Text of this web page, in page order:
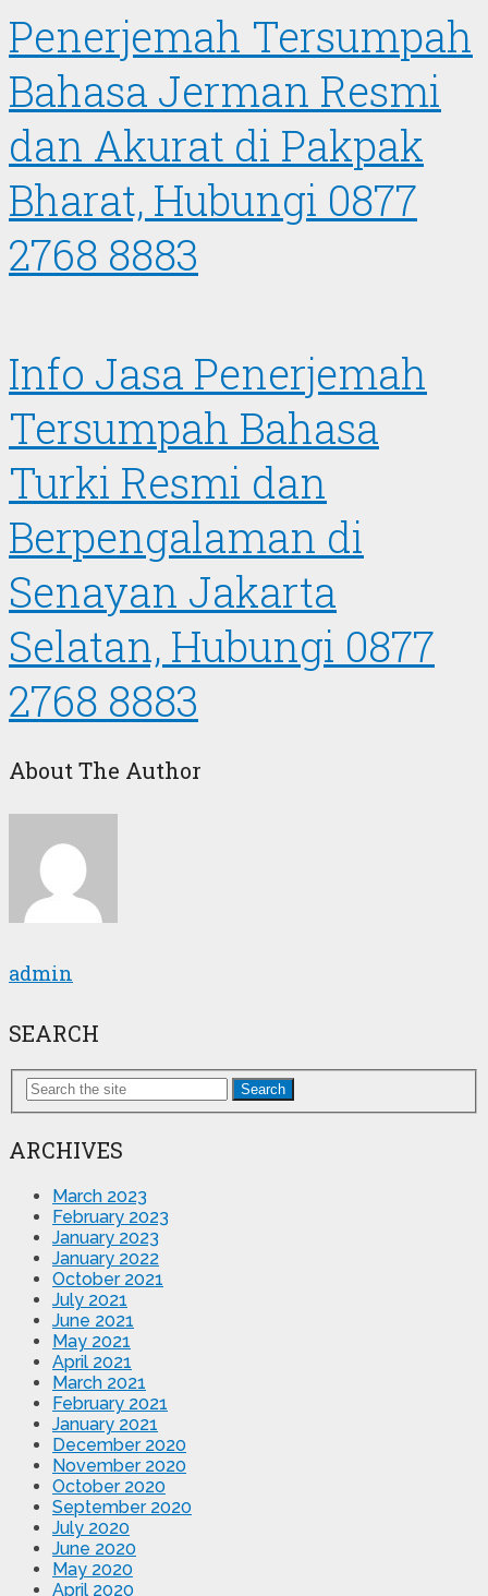
Penerjemah Tersumpah
Bahasa Jerman Resmi
dan Akurat di Pakpak
Bharat, Hubungi 0877
2768 8883
Info Jasa Penerjemah
Tersumpah Bahasa
Turki Resmi dan
Berpengalaman di
Senayan Jakarta
Selatan, Hubungi 0877
2768 8883
About The Author
admin
SEARCH
Search
ARCHIVES
March 2023
February 2023
January 2023
January 2022
October 2021
July 2021
June 2021
May 2021
April 2021
March 2021
February 2021
January 2021
December 2020
November 2020
October 2020
September 2020
July 2020
June 2020
May 2020
April 2020